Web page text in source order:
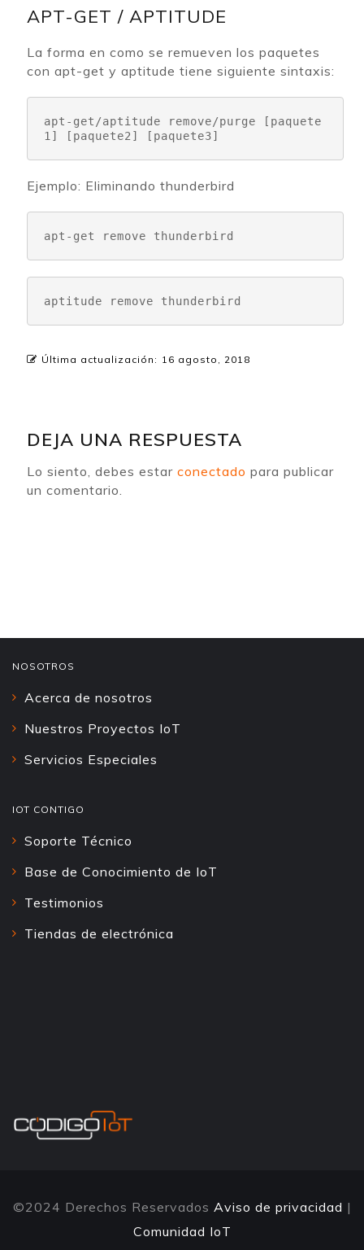
APT-GET / APTITUDE
La forma en como se remueven los paquetes
con apt-get y aptitude tiene siguiente sintaxis:
apt-get/aptitude remove/purge
[paquete
1] [paquete2] [paquete3]
Ejemplo: Eliminando thunderbird
apt-get remove thunderbird
aptitude remove thunderbird
Última actualización: 16 agosto, 2018
DEJA UNA RESPUESTA
Lo siento, debes estar conectado para publicar
un comentario.
NOSOTROS
Acerca de nosotros
Nuestros Proyectos IoT
Servicios Especiales
IOT CONTIGO
Soporte Técnico
Base de Conocimiento de IoT
Testimonios
Tiendas de electrónica
©2024 Derechos Reservados Aviso de privacidad |
Comunidad IoT